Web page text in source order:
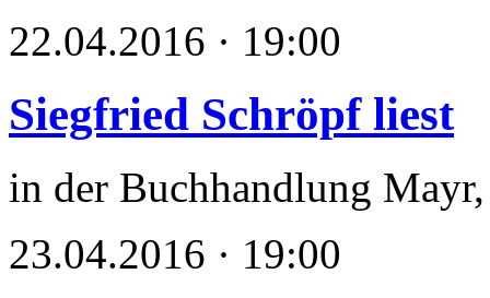
22.04.2016 · 19:00
Siegfried Schröpf liest
in der Buchhandlung
23.04.2016 · 19:00